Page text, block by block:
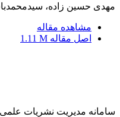
مهدی حسین زاده،
مشاهده مقاله
اصل مقاله 1.11 M
سامانه مدیریت نشریات